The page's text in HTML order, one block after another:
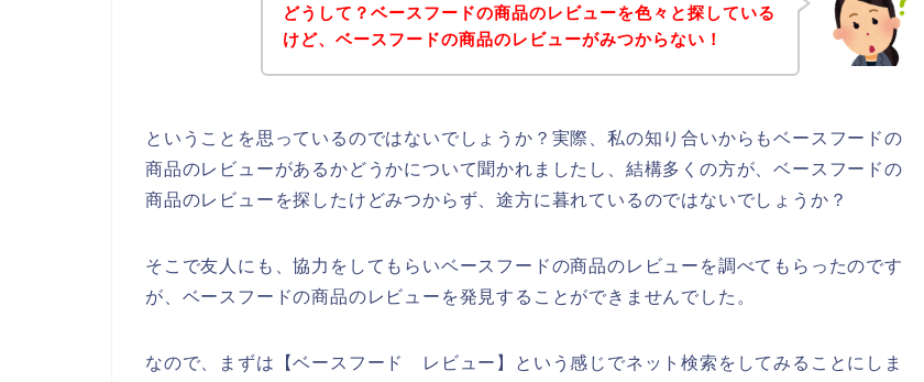
どうして？ベースフードの商品のレビューを色々と探している
けど、ベースフードの商品のレビューがみつからない！
ということを思っているのではないでしょうか？実際、私の知り合いからもベースフードの
商品のレビューがあるかどうかについて聞かれましたし、結構多くの方が、ベースフードの
商品のレビューを探したけどみつからず、途方に暮れているのではないでしょうか？
そこで友人にも、協力をしてもらいベースフードの商品のレビューを調べてもらったのです
が、ベースフードの商品のレビューを発見することができませんでした。
なので、まずは【ベースフード レビュー】という感じでネット検索をしてみることにしま